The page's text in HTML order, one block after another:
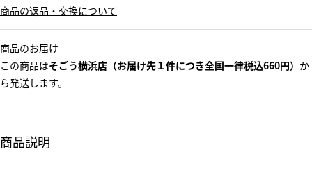
商品の返品・交換について
商品のお届け
この商品はそごう横浜店（お届け先１件につき全国一律税込660円） か
ら発送します。
商品説明